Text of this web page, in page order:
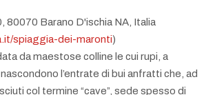
80070 Barano D'ischia NA, Italia
spiaggia-dei-maronti)
da maestose colline le cui rupi, a
l’entrate di bui anfratti che, ad
col termine “cave”, sede spesso di